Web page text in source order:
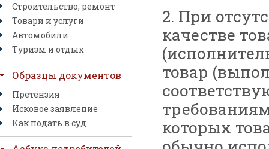
Строительство, ремонт
Товари и услуги
Автомобили
Туризм и отдых
Образцы документов
Претензия
Исковое заявление
Как подать в суд
2. При
качестве
товар
которых